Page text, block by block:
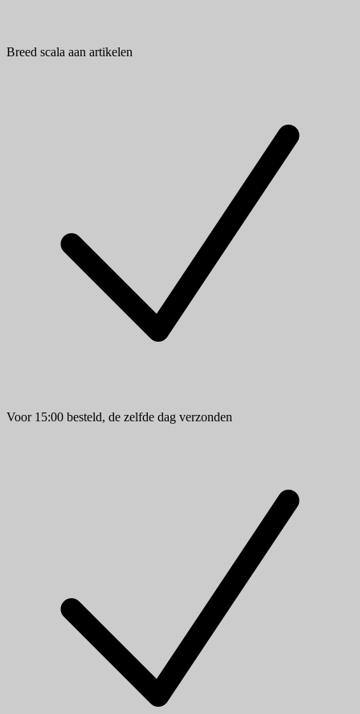
Breed scala aan artikelen
Voor 15:00 besteld, de zelfde dag verzonden